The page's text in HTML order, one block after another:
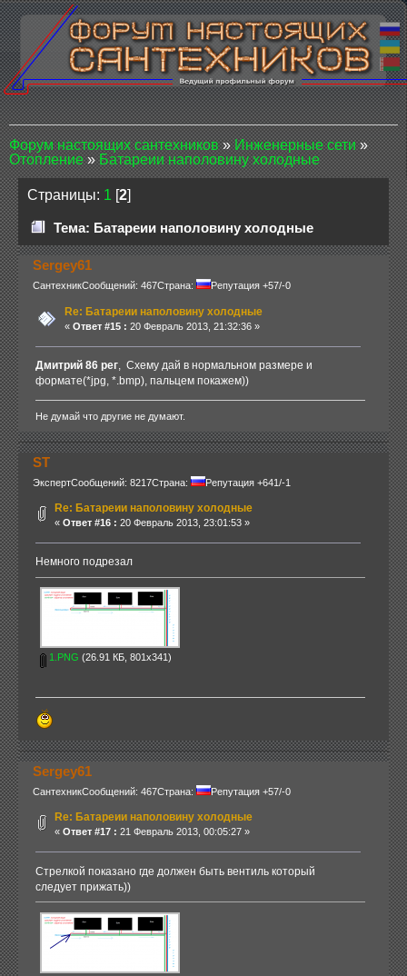
Форум настоящих сантехников»Инженерные сети»
Отопление»Батареии наполовину холодные
Страницы: 1 [2]
Тема: Батареии наполовину холодные
Sergey61
СантехникСообщений: 467Страна: Репутация +57/-0
Re: Батареии наполовину холодные
« Ответ #15 : 20 Февраль 2013, 21:32:36 »
Дмитрий 86 рег, Схему дай в нормальном размере и
формате(*jpg, *.bmp), пальцем покажем))
Не думай что другие не думают.
ST
ЭкспертСообщений: 8217Страна: Репутация +641/-1
Re: Батареии наполовину холодные
« Ответ #16 : 20 Февраль 2013, 23:01:53 »
Немного подрезал
1.PNG (26.91 КБ, 801x341)
Sergey61
СантехникСообщений: 467Страна: Репутация +57/-0
Re: Батареии наполовину холодные
« Ответ #17 : 21 Февраль 2013, 00:05:27 »
Стрелкой показано где должен быть вентиль который
следует прижать))